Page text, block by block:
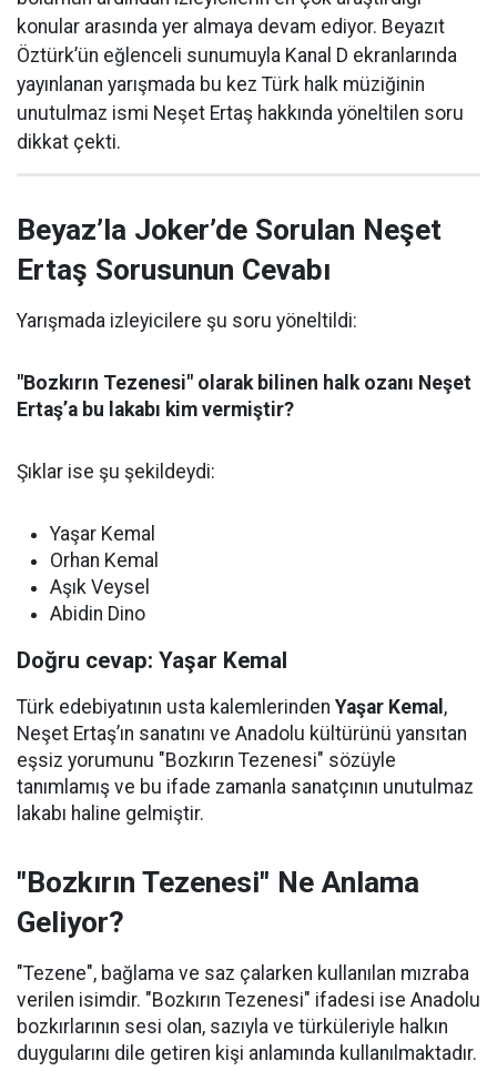
konular arasında yer almaya devam ediyor. Beyazıt
Öztürk’ün eğlenceli sunumuyla Kanal D ekranlarında
yayınlanan yarışmada bu kez Türk halk müziğinin
unutulmaz ismi Neşet Ertaş hakkında yöneltilen soru
dikkat çekti.
Beyaz’la Joker’de Sorulan Neşet
Ertaş Sorusunun Cevabı
Yarışmada izleyicilere şu soru yöneltildi:
"Bozkırın Tezenesi" olarak bilinen halk ozanı Neşet
Ertaş’a bu lakabı kim vermiştir?
Şıklar ise şu şekildeydi:
Yaşar Kemal
Orhan Kemal
Aşık Veysel
Abidin Dino
Doğru cevap: Yaşar Kemal
Türk edebiyatının usta kalemlerinden Yaşar Kemal ,
Neşet Ertaş’ın sanatını ve Anadolu kültürünü yansıtan
eşsiz yorumunu "Bozkırın Tezenesi" sözüyle
tanımlamış ve bu ifade zamanla sanatçının unutulmaz
lakabı haline gelmiştir.
"Bozkırın Tezenesi" Ne Anlama
Geliyor?
"Tezene", bağlama ve saz çalarken kullanılan mızraba
verilen isimdir. "Bozkırın Tezenesi" ifadesi ise Anadolu
bozkırlarının sesi olan, sazıyla ve türküleriyle halkın
duygularını dile getiren kişi anlamında kullanılmaktadır.